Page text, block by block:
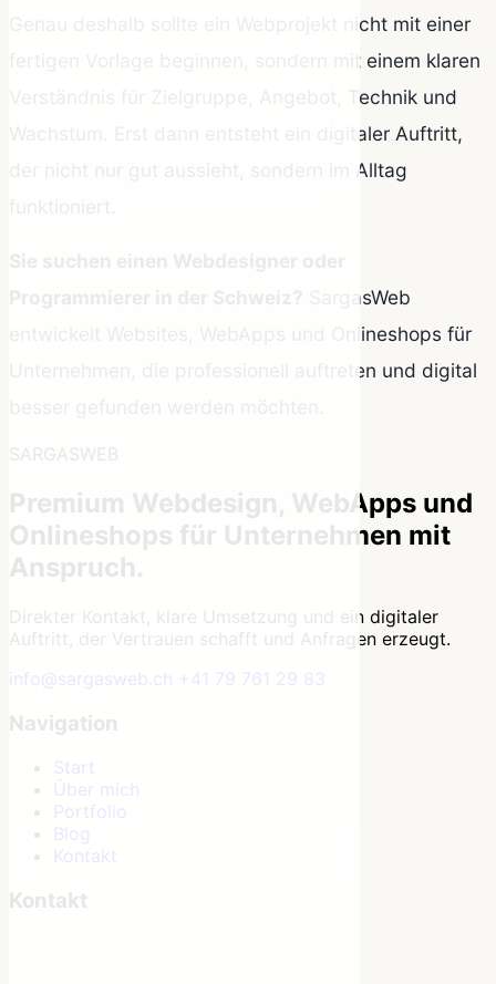
Genau deshalb sollte ein Webprojekt nicht mit einer
fertigen Vorlage beginnen, sondern mit einem klaren
Verständnis für Zielgruppe, Angebot, Technik und
Wachstum. Erst dann entsteht ein digitaler Auftritt,
der nicht nur gut aussieht, sondern im Alltag
SargasWeb
entwickelt Websites, WebApps und Onlineshops für
Unternehmen, die professionell auftreten und digital
SARGASWEB
Premium Webdesign, WebApps und
Onlineshops für Unternehmen mit
Anspruch.
Direkter Kontakt, klare Umsetzung und ein digitaler
Auftritt, der Vertrauen schafft und Anfragen erzeugt.
info@sargasweb.ch +41 79 761 29 83
Navigation
Start
Über mich
Portfolio
Blog
Kontakt
Kontakt